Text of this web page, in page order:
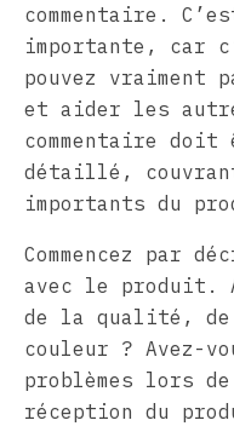
commentaire.
importante, car
pouvez vraiment
et aider les
commentaire
détaillé,
importants du
Commencez par
avec le produit.
de la qualité,
couleur ? Avez-
problèmes lors
réception du